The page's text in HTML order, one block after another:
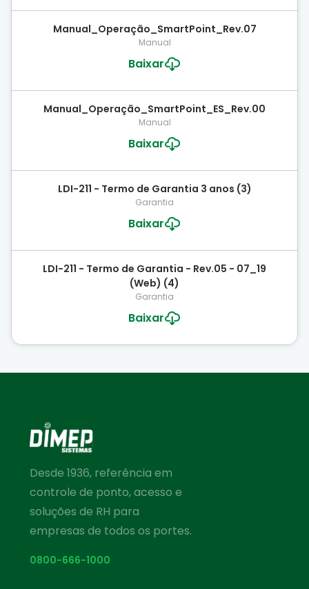
Manual_Operação_SmartPoint_Rev.07
Manual
Baixar
Manual_Operação_SmartPoint_ES_Rev.00
Manual
Baixar
LDI-211 - Termo de Garantia 3 anos (3)
Garantia
Baixar
LDI-211 - Termo de Garantia - Rev.05 - 07_19
(Web) (4)
Garantia
Baixar
Desde 1936, referência em
controle de ponto, acesso e
soluções de RH para
empresas de todos os portes.
0800-666-1000